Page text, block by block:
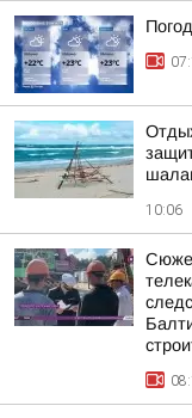
10:06